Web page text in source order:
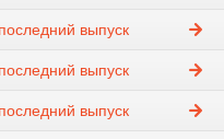
выпуск
выпуск
выпуск